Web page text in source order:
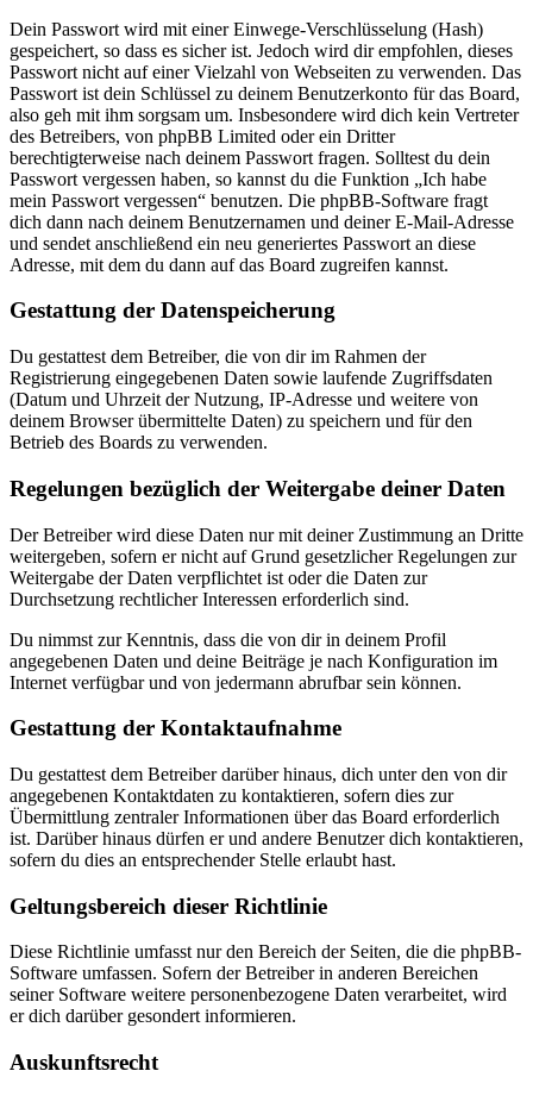
Dein Passwort wird mit einer Einwege-Verschlüsselung (Hash)
gespeichert, so dass es sicher ist. Jedoch wird dir empfohlen, dieses
Passwort nicht auf einer Vielzahl von Webseiten zu verwenden. Das
Passwort ist dein Schlüssel zu deinem Benutzerkonto für das Board,
also geh mit ihm sorgsam um. Insbesondere wird dich kein Vertreter
des Betreibers, von phpBB Limited oder ein Dritter
berechtigterweise nach deinem Passwort fragen. Solltest du dein
Passwort vergessen haben, so kannst du die Funktion „Ich habe
mein Passwort vergessen“ benutzen. Die phpBB-Software fragt
dich dann nach deinem Benutzernamen und deiner E-Mail-Adresse
und sendet anschließend ein neu generiertes Passwort an diese
Adresse, mit dem du dann auf das Board zugreifen kannst.
Gestattung der Datenspeicherung
Du gestattest dem Betreiber, die von dir im Rahmen der
Registrierung eingegebenen Daten sowie laufende Zugriffsdaten
(Datum und Uhrzeit der Nutzung, IP-Adresse und weitere von
deinem Browser übermittelte Daten) zu speichern und für den
Betrieb des Boards zu verwenden.
Regelungen bezüglich der Weitergabe deiner Daten
Der Betreiber wird diese Daten nur mit deiner Zustimmung an Dritte
weitergeben, sofern er nicht auf Grund gesetzlicher Regelungen zur
Weitergabe der Daten verpflichtet ist oder die Daten zur
Durchsetzung rechtlicher Interessen erforderlich sind.
Du nimmst zur Kenntnis, dass die von dir in deinem Profil
angegebenen Daten und deine Beiträge je nach Konfiguration im
Internet verfügbar und von jedermann abrufbar sein können.
Gestattung der Kontaktaufnahme
Du gestattest dem Betreiber darüber hinaus, dich unter den von dir
angegebenen Kontaktdaten zu kontaktieren, sofern dies zur
Übermittlung zentraler Informationen über das Board erforderlich
ist. Darüber hinaus dürfen er und andere Benutzer dich kontaktieren,
sofern du dies an entsprechender Stelle erlaubt hast.
Geltungsbereich dieser Richtlinie
Diese Richtlinie umfasst nur den Bereich der Seiten, die die phpBB-
Software umfassen. Sofern der Betreiber in anderen Bereichen
seiner Software weitere personenbezogene Daten verarbeitet, wird
er dich darüber gesondert informieren.
Auskunftsrecht